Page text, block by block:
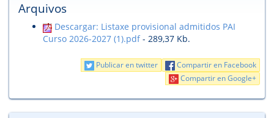
Arquivos
Descargar: Listaxe provisional admitidos PAI
Curso 2026-2027 (1).pdf- 289,37 Kb.
Compartir en Facebook
Publicar en twitter
Compartir en Google+